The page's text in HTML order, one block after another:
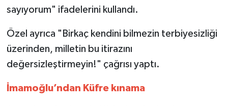
sayıyorum" ifadelerini kullandı.
Özel ayrıca "Birkaç kendini bilmezin terbiyesizliği
üzerinden, milletin bu itirazını
değersizleştirmeyin!" çağrısı yaptı.
İmamoğlu’ndan Küfre kınama